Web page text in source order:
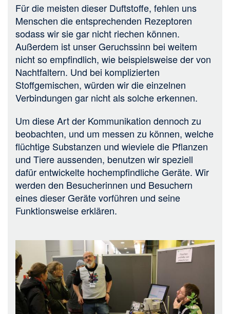
Für die meisten dieser Duftstoffe, fehlen uns
Menschen die entsprechenden Rezeptoren
sodass wir sie gar nicht riechen können.
Außerdem ist unser Geruchssinn bei weitem
nicht so empfindlich, wie beispielsweise der von
Nachtfaltern. Und bei komplizierten
Stoffgemischen, würden wir die einzelnen
Verbindungen gar nicht als solche erkennen.
Um diese Art der Kommunikation dennoch zu
beobachten, und um messen zu können, welche
flüchtige Substanzen und wieviele die Pflanzen
und Tiere aussenden, benutzen wir speziell
dafür entwickelte hochempfindliche Geräte. Wir
werden den Besucherinnen und Besuchern
eines dieser Geräte vorführen und seine
Funktionsweise erklären.